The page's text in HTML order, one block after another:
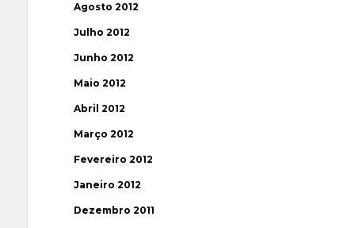
Agosto 2012
Julho 2012
Junho 2012
Maio 2012
Abril 2012
Março 2012
Fevereiro 2012
Janeiro 2012
Dezembro 2011